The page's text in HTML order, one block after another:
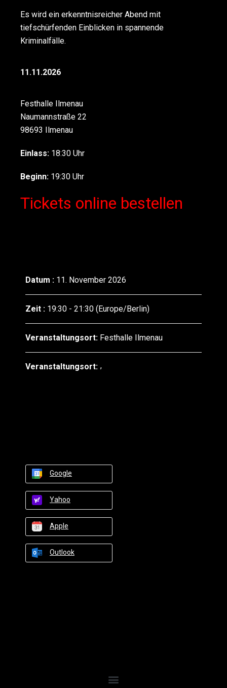
Es wird ein erkenntnisreicher Abend mit
tiefschürfenden Einblicken in spannende
Kriminalfälle.
11.11.2026
Festhalle Ilmenau
Naumannstraße 22
98693 Ilmenau
Einlass: 18:30 Uhr
Beginn: 19:30 Uhr
Tickets online bestellen
Datum : 11. November 2026
Zeit : 19:30 - 21:30 (Europe/Berlin)
Veranstaltungsort: Festhalle Ilmenau
Veranstaltungsort:
Google
Yahoo
Apple
Outlook